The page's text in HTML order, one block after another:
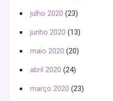
julho 2020 (23)
junho 2020 (13)
maio 2020 (20)
abril 2020 (24)
março 2020 (23)